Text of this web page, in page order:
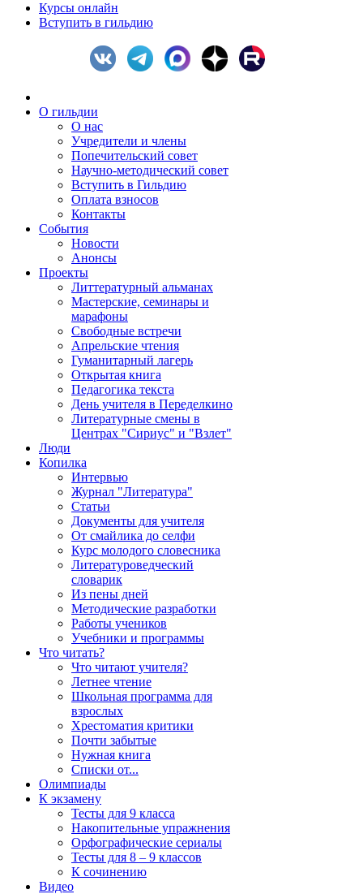
Курсы онлайн
Вступить в гильдию
О гильдии
О нас
Учредители и члены
Попечительский совет
Научно-методический совет
Вступить в Гильдию
Оплата взносов
Контакты
События
Новости
Анонсы
Проекты
Литтературный альманах
Мастерские, семинары и
марафоны
Свободные встречи
Апрельские чтения
Гуманитарный лагерь
Открытая книга
Педагогика текста
День учителя в Переделкино
Литературные смены в
Центрах "Сириус" и "Взлет"
Люди
Копилка
Интервью
Журнал "Литература"
Статьи
Документы для учителя
От смайлика до селфи
Курс молодого словесника
Литературоведческий
словарик
Из пены дней
Методические разработки
Работы учеников
Учебники и программы
Что читать?
Что читают учителя?
Летнее чтение
Школьная программа для
взрослых
Хрестоматия критики
Почти забытые
Нужная книга
Списки от...
Олимпиады
К экзамену
Тесты для 9 класса
Накопительные упражнения
Орфографические сериалы
Тесты для 8 – 9 классов
К сочинению
Видео